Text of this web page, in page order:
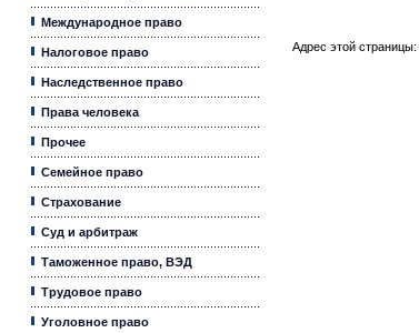
Международное право
Налоговое право
Наследственное право
Права человека
Прочее
Семейное право
Страхование
Суд и арбитраж
Таможенное право, ВЭД
Трудовое право
Уголовное право
Адрес этой страницы: